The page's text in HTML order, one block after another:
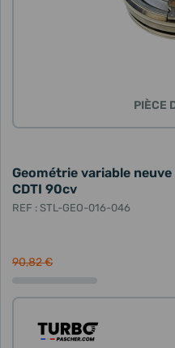
PIÈCE
Geométrie variable
CDTI 90cv
REF : STL-GEO-016-046
90,82 €